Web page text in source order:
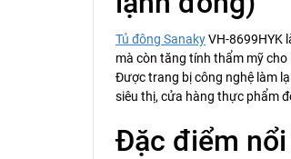
Tủ đông SanakyVH-8699HYK
mà còn tăng tính thẩm mỹ
Được trang bị công nghệ làm
siêu thị, cửa hàng thực phẩm
Đặc điểm